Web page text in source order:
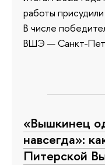
работы
В числе
ВШЭ — Санкт-
«Вышкинец
навсегда»:
Питерской